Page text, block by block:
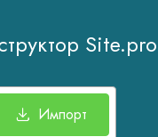
Site.pro
Импорт